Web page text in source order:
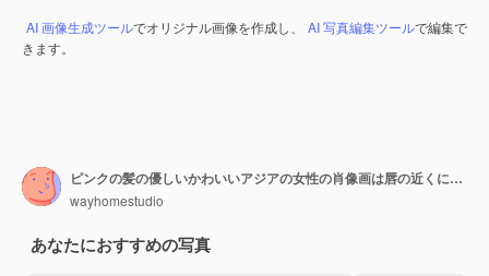
AI 画像生成ツールでオリジナル画像を作成し、 AI 写真編集ツールで編集で
きます。
ピンクの髪の優しいかわいいアジアの女性の肖像画は唇の近くに指を保ちます自然な美しさを持っています健康的なきれいな肌はカメラを直接見て白い帽子をかぶってタートルネックはスタジオで屋内でポーズをとる
wayhomestudio
あなたにおすすめの写真